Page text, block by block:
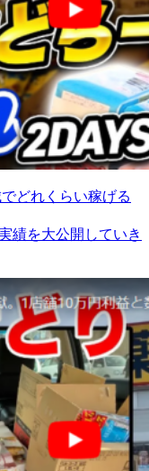
どれくらい稼げる
績を大公開していき